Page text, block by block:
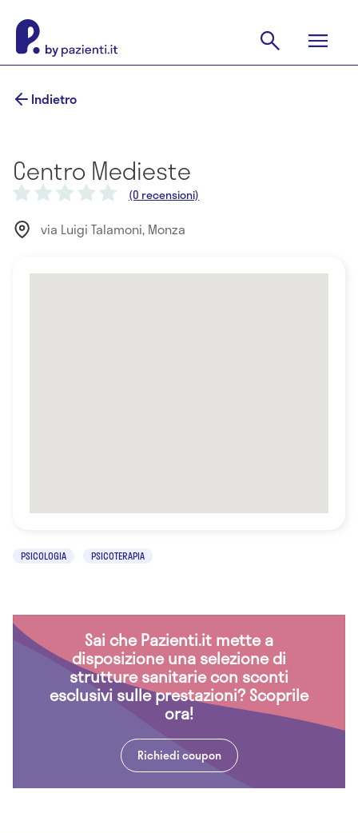
Indietro
Centro Medieste
(0 recensioni)
via Luigi Talamoni, Monza
PSICOLOGIA PSICOTERAPIA
Sai che Pazienti.it mette a
disposizione una selezione di
strutture sanitarie con sconti
esclusivi sulle prestazioni? Scoprile
ora!
Richiedi coupon